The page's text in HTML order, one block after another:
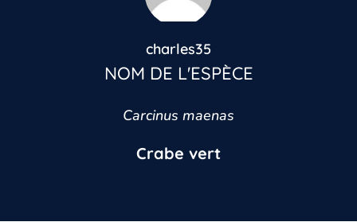
charles35
NOM DE L'ESPÈCE
Carcinus maenas
Crabe vert